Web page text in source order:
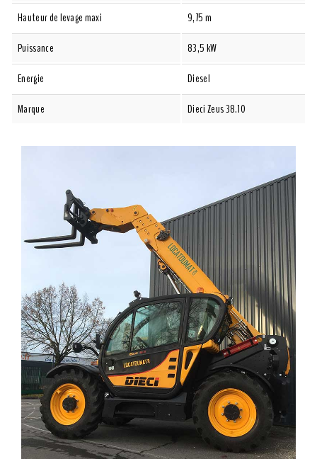
Hauteur de levage maxi
9,75 m
Puissance
83,5 kW
Energie
Diesel
Marque
Dieci Zeus 38.10